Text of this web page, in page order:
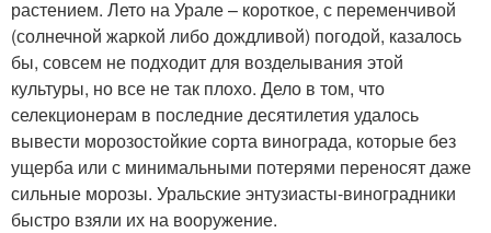
растением. Лето на Урале – короткое, с переменчивой
(солнечной жаркой либо дождливой) погодой, казалось
бы, совсем не подходит для возделывания этой
культуры, но все не так плохо. Дело в том, что
селекционерам в последние десятилетия удалось
вывести морозостойкие сорта винограда, которые без
ущерба или с минимальными потерями переносят даже
сильные морозы. Уральские энтузиасты-виноградники
быстро взяли их на вооружение.